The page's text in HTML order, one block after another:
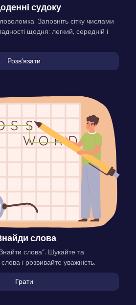
судоку
Заповніть сітку числами
щодня: легкий, середній і
Розвʼязати
слова
слова”. Шукайте та
і розвивайте уважність.
Грати